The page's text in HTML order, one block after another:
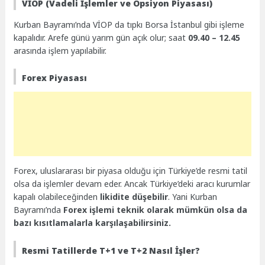
VİOP (Vadeli İşlemler ve Opsiyon Piyasası)
Kurban Bayramı’nda VİOP da tıpkı Borsa İstanbul gibi işleme
kapalıdır. Arefe günü yarım gün açık olur; saat 09.40 – 12.45
arasında işlem yapılabilir.
Forex Piyasası
Forex, uluslararası bir piyasa olduğu için Türkiye’de resmi tatil
olsa da işlemler devam eder. Ancak Türkiye’deki aracı kurumlar
kapalı olabileceğinden likidite düşebilir. Yani Kurban
Bayramı’nda Forex işlemi teknik olarak mümkün olsa da
bazı kısıtlamalarla karşılaşabilirsiniz.
Resmi Tatillerde T+1 ve T+2 Nasıl İşler?